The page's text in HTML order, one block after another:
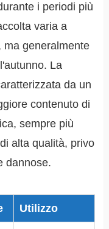
i periodi più
varia a
ma generalmente
La
da un
contenuto di
sempre più
alta qualità, privo
dannose.
Utilizzo